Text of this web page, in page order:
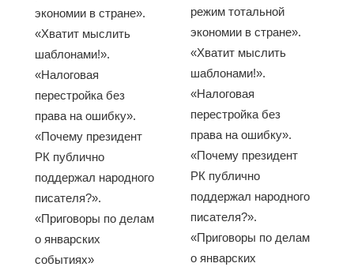
экономии в стране».
«Хватит мыслить
шаблонами!».
«Налоговая
перестройка без
права на ошибку».
«Почему президент
РК публично
поддержал народного
писателя?».
«Приговоры по делам
о январских
событиях»
режим тотальной
экономии в стране».
«Хватит мыслить
шаблонами!».
«Налоговая
перестройка без
права на ошибку».
«Почему президент
РК публично
поддержал народного
писателя?».
«Приговоры по делам
о январских